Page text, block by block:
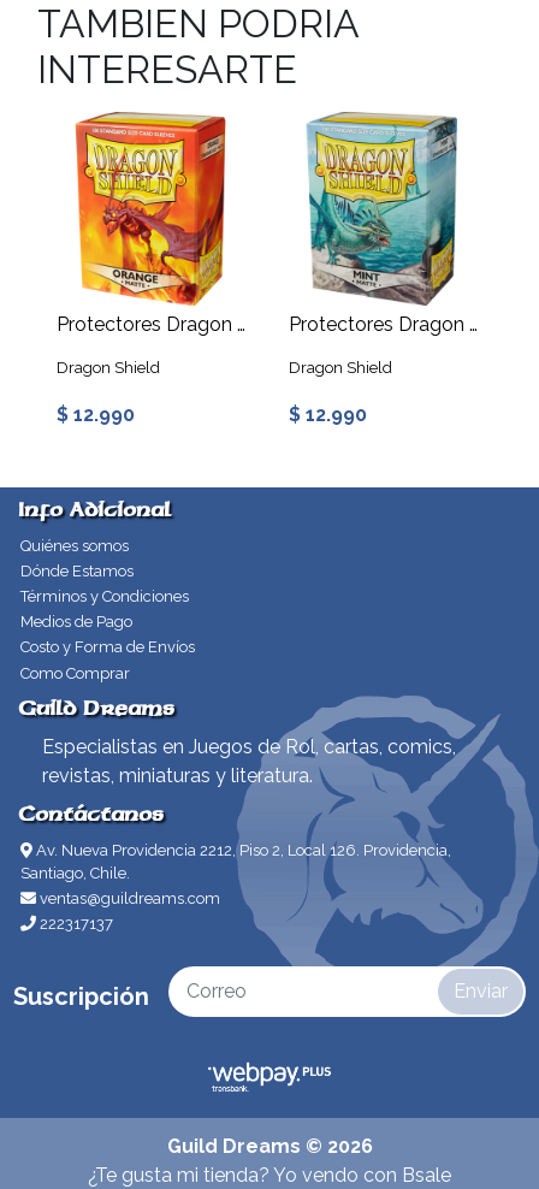
TAMBIEN PODRIA
INTERESARTE
Protectores Dragon Shield: Matte Standard - Naranjo
Dragon Shield
$ 12.990
Protectores Dragon Shield: Matte Standard - Mint
Dragon Shield
$ 12.990
Info Adicional
Quiénes somos
Dónde Estamos
Términos y Condiciones
Medios de Pago
Costo y Forma de Envíos
Como Comprar
Guild Dreams
Especialistas en Juegos de Rol, cartas, comics,
revistas, miniaturas y literatura.
Contáctanos
Av. Nueva Providencia 2212, Piso 2, Local 126. Providencia,
Santiago, Chile.
ventas@guildreams.com
222317137
Suscripción Enviar
Guild Dreams © 2026
¿Te gusta mi tienda? Yo vendo con Bsale